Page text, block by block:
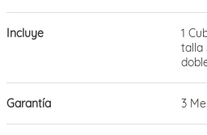
Incluye
1
talla
Garantía 3